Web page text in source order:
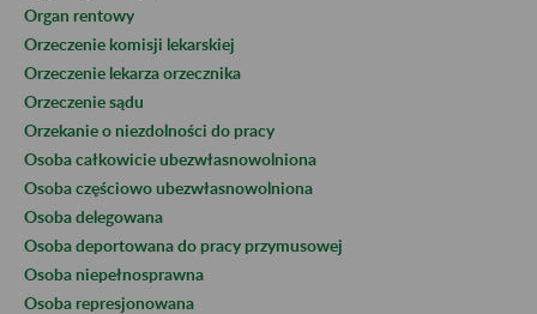
Organ rentowy
Orzeczenie komisji lekarskiej
Orzeczenie lekarza orzecznika
Orzeczenie sądu
Orzekanie o niezdolności do pracy
Osoba całkowicie ubezwłasnowolniona
Osoba częściowo ubezwłasnowolniona
Osoba delegowana
Osoba deportowana do pracy przymusowej
Osoba niepełnosprawna
Osoba represjonowana